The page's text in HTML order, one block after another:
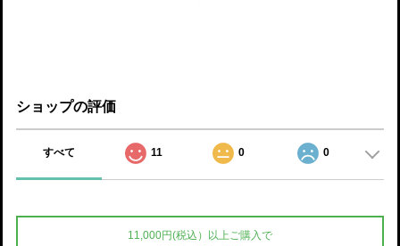
ショップの評価
すべて 11 0 0
11,000円(税込）以上ご購入で